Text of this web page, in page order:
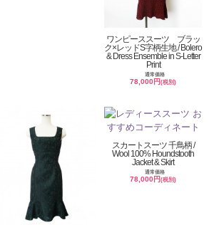
ワンピーススーツ ブラッ
ク×レッドS字柄生地 / Bolero
& Dress Ensemble in S-Letter
Print
通常価格
78,000円(税別)
スカートスーツ 千鳥柄 /
Wool 100% Houndstooth
Jacket & Skirt
通常価格
78,000円(税別)